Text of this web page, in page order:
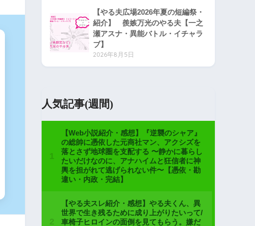
【やる夫広場2026年夏の短編祭・
紹介】 羨嫉万光のやる夫【一之
瀬アスナ・異能バトル・イチャラ
ブ】
2026年8月5日
人気記事(週間)